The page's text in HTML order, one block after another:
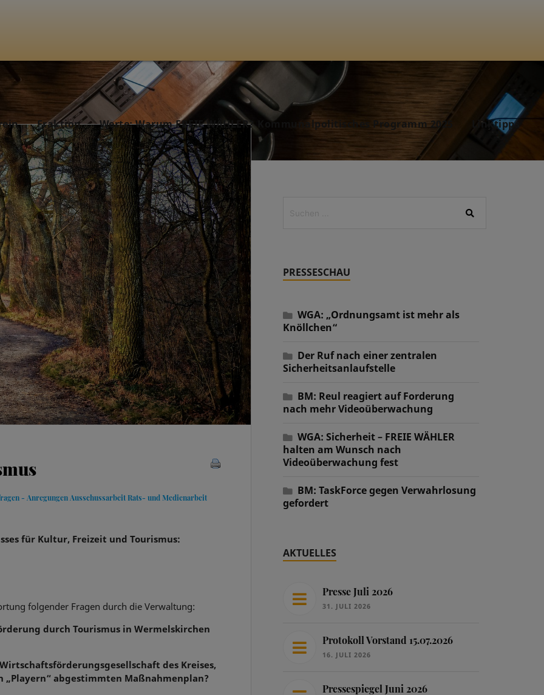
Fraktion Werte: Warum FREIE WÄHLER? Kommunalpolitisches Programm 2025 Linktipps
- Anregungen Ausschussarbeit Rats- und Medienarbeit
für Kultur, Freizeit und Tourismus:
folgender Fragen durch die Verwaltung:
durch Tourismus in Wermelskirchen
des Kreises,
abgestimmten Maßnahmenplan?
PRESSESCHAU
WGA: „Ordnungsamt ist mehr als
Knöllchen“
Der Ruf nach einer zentralen
Sicherheitsanlaufstelle
BM: Reul reagiert auf Forderung
nach mehr Videoüberwachung
WGA: Sicherheit – FREIE WÄHLER
halten am Wunsch nach
Videoüberwachung fest
BM: TaskForce gegen Verwahrlosung
gefordert
AKTUELLES
Presse Juli 2026
31. JULI 2026
Protokoll Vorstand 15.07.2026
16. JULI 2026
Pressespiegel Juni 2026